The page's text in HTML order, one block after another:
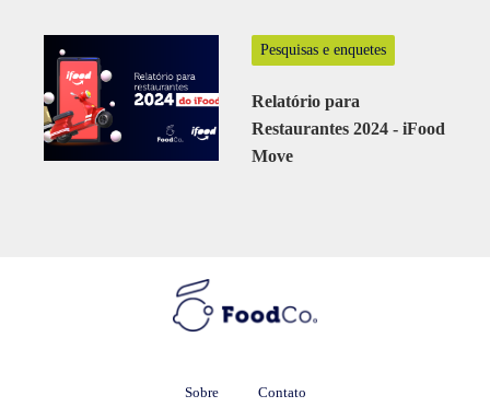
Pesquisas e enquetes
Relatório para
Restaurantes 2024 - iFood
Move
Sobre Contato